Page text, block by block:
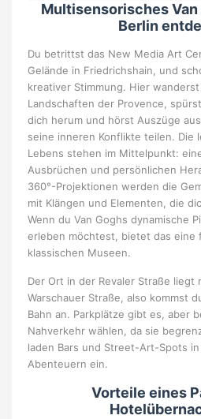
Multisensorisches Van
Berlin
Du betrittst das New Media Art
Gelände in Friedrichshain, und
kreativer Stimmung. Hier
Landschaften der Provence,
dich herum und hörst Auszüge
seine inneren Konflikte teilen. Die
Lebens stehen im Mittelpunkt:
Ausbrüchen und persönlichen
360°-Projektionen werden die
mit Klängen und Elementen, die
Wenn du Van Goghs dynamische
erleben möchtest, bietet das eine
klassischen Museen.
Der Ort in der Revaler Straße liegt
Warschauer Straße, also kommst
Bahn an. Parkplätze gibt es, aber
Nahverkehr wählen, da sie
laden Bars und Street-Art-Spots
Abenteuern ein.
Vorteile eines